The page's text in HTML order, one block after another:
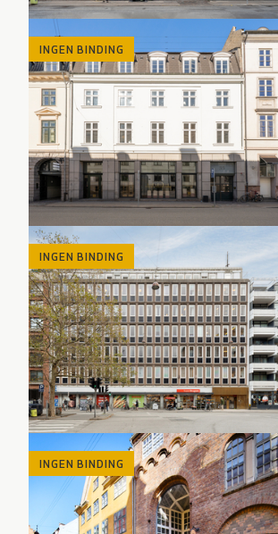
INGEN BINDING
INGEN BINDING
INGEN BINDING